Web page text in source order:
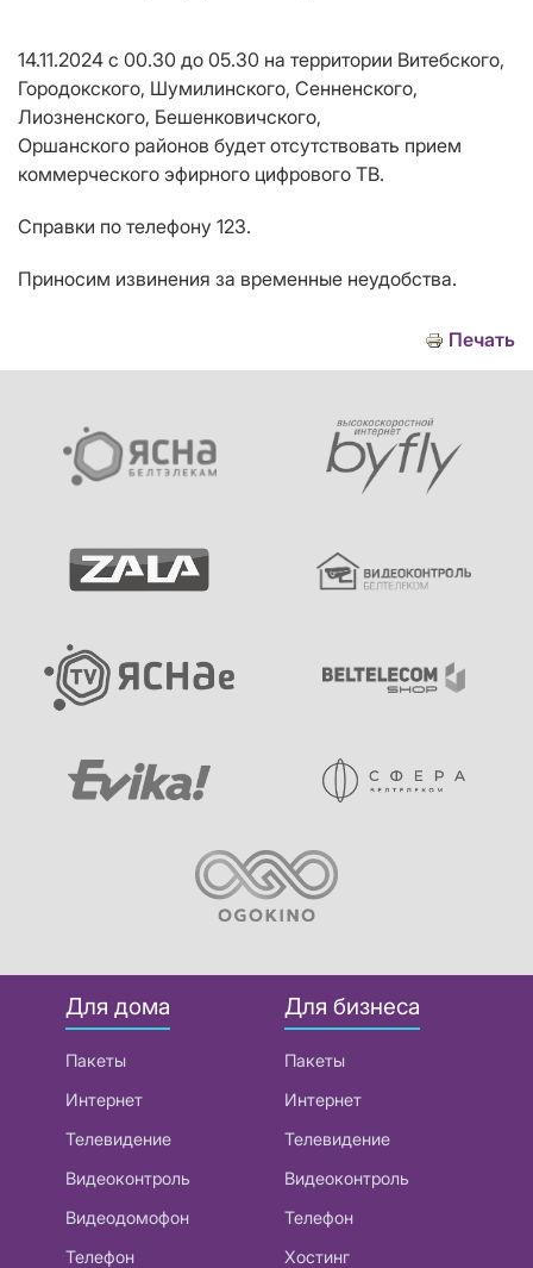
14.11.2024 с 00.30 до 05.30 на территории Витебского,
Городокского, Шумилинского, Сенненского,
Лиозненского, Бешенковичского,
Оршанского районов будет отсутствовать прием
коммерческого эфирного цифрового ТВ.
Справки по телефону 123.
Приносим извинения за временные неудобства.
Печать
Для дома
Пакеты
Интернет
Телевидение
Видеоконтроль
Видеодомофон
Телефон
Для бизнеса
Пакеты
Интернет
Телевидение
Видеоконтроль
Телефон
Хостинг